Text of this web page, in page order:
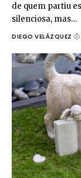
de quem partiu
silenciosa, mas…
DIEGO VELÁZQUEZ